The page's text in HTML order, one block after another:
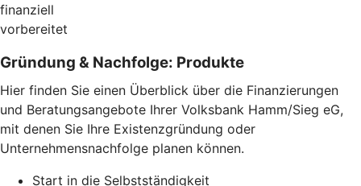
finanziell
vorbereitet
Gründung & Nachfolge: Produkte
Hier finden Sie einen Überblick über die Finanzierungen
und Beratungsangebote Ihrer Volksbank Hamm/Sieg eG,
mit denen Sie Ihre Existenzgründung oder
Unternehmensnachfolge planen können.
Start in die Selbstständigkeit